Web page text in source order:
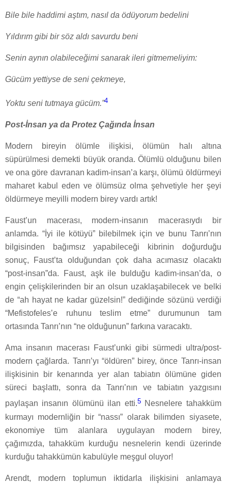
Bile bile haddimi aştım, nasıl da ödüyorum bedelini
Yıldırım gibi bir söz aldı savurdu beni
Senin aynın olabileceğimi sanarak ileri gitmemeliyim:
Gücüm yettiyse de seni çekmeye,
Yoktu seni tutmaya gücüm.”4
Post-İnsan ya da Protez Çağında İnsan
Modern bireyin ölümle ilişkisi, ölümün halı altına
süpürülmesi demekti büyük oranda. Ölümlü olduğunu bilen
ve ona göre davranan kadim-insan’a karşı, ölümü öldürmeyi
maharet kabul eden ve ölümsüz olma şehvetiyle her şeyi
öldürmeye meyilli modern birey vardı artık!
Faust’un macerası, modern-insanın macerasıydı bir
anlamda. “İyi ile kötüyü” bilebilmek için ve bunu Tanrı’nın
bilgisinden bağımsız yapabileceği kibrinin doğurduğu
sonuç, Faust’ta olduğundan çok daha acımasız olacaktı
“post-insan”da. Faust, aşk ile bulduğu kadim-insan’da, o
engin çelişkilerinden bir an olsun uzaklaşabilecek ve belki
de “ah hayat ne kadar güzelsin!” dediğinde sözünü verdiği
“Mefistofeles’e ruhunu teslim etme” durumunun tam
ortasında Tanrı’nın “ne olduğunun” farkına varacaktı.
Ama insanın macerası Faust’unki gibi sürmedi ultra/post-
modern çağlarda. Tanrı’yı “öldüren” birey, önce Tanrı-insan
ilişkisinin bir kenarında yer alan tabiatın ölümüne giden
süreci başlattı, sonra da Tanrı’nın ve tabiatın yazgısını
paylaşan insanın ölümünü ilan etti.5Nesnelere tahakküm
kurmayı modernliğin bir “nassı” olarak bilimden siyasete,
ekonomiye tüm alanlara uygulayan modern birey,
çağımızda, tahakküm kurduğu nesnelerin kendi üzerinde
kurduğu tahakkümün kabulüyle meşgul oluyor!
Arendt, modern toplumun iktidarla ilişkisini anlamaya